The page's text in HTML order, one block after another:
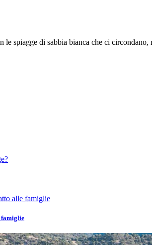
spiagge di sabbia bianca che ci
famiglie